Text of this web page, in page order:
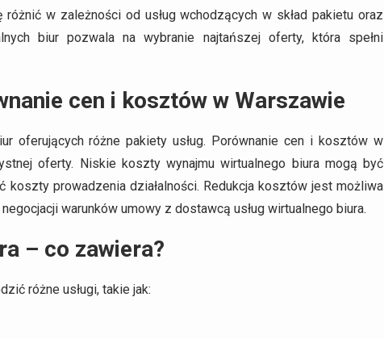
w zależności od usług wchodzących w skład pakietu oraz
biur pozwala na wybranie najtańszej oferty, która spełni
cen i kosztów w Warszawie
oferujących różne pakiety usług. Porównanie cen i kosztów w
oferty. Niskie koszty wynajmu wirtualnego biura mogą być
koszty prowadzenia działalności. Redukcja kosztów jest możliwa
warunków umowy z dostawcą usług wirtualnego biura.
– co zawiera?
różne usługi, takie jak: